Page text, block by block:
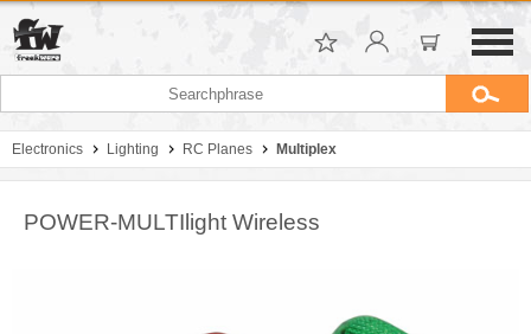
Electronics Lighting RC Planes Multiplex
POWER-MULTIlight Wireless